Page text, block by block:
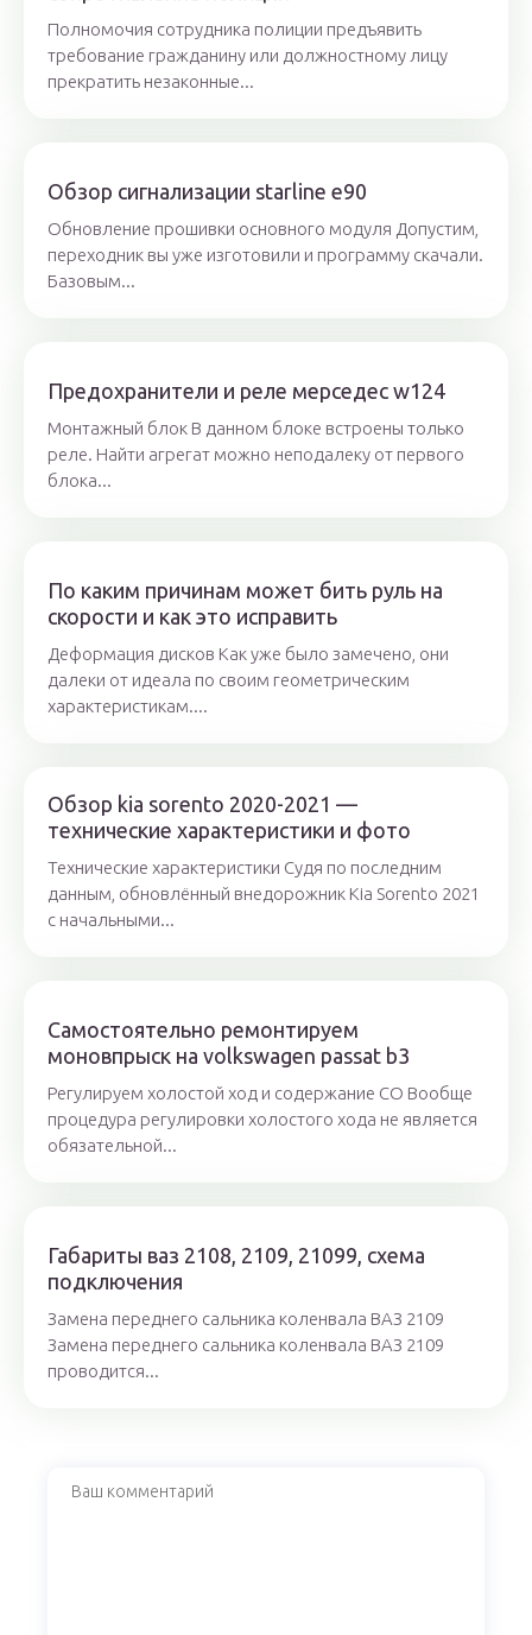
Полномочия сотрудника полиции предъявить
требование гражданину или должностному лицу
прекратить незаконные...
Обзор сигнализации starline e90
Обновление прошивки основного модуля Допустим,
переходник вы уже изготовили и программу скачали.
Базовым...
Предохранители и реле мерседес w124
Монтажный блок В данном блоке встроены только
реле. Найти агрегат можно неподалеку от первого
блока...
По каким причинам может бить руль на
скорости и как это исправить
Деформация дисков Как уже было замечено, они
далеки от идеала по своим геометрическим
характеристикам....
Обзор kia sorento 2020-2021 —
технические характеристики и фото
Технические характеристики Судя по последним
данным, обновлённый внедорожник Kia Sorento 2021
с начальными...
Самостоятельно ремонтируем
моновпрыск на volkswagen passat b3
Регулируем холостой ход и содержание СО Вообще
процедура регулировки холостого хода не является
обязательной...
Габариты ваз 2108, 2109, 21099, схема
подключения
Замена переднего сальника коленвала ВАЗ 2109
Замена переднего сальника коленвала ВАЗ 2109
проводится...